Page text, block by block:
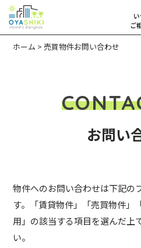
ご
ホーム > 売買物件お問い合わせ
お問い
物件へのお問い合わせは下記の
す。「賃貸物件」「売買物件」
用」の該当する項目を選んだ上
い。